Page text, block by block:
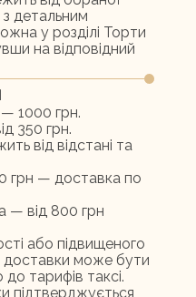
детальним
у розділі Торти
на відповідний
1000 грн.
350 грн.
від відстані та
грн — доставка по
— від 800 грн
або підвищеного
доставки може бути
тарифів таксі.
підтверджується